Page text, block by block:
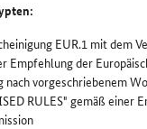
EUR.1 mit dem
Empfehlung der
nach vorgeschriebenem
RULES" gemäß einer